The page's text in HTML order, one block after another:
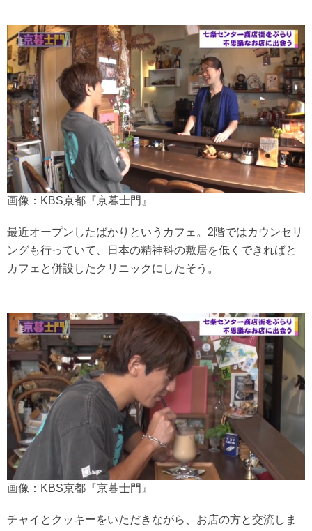
画像：KBS京都『京暮士門』
最近オープンしたばかりというカフェ。2階ではカウンセリ
ングも行っていて、日本の精神科の敷居を低くできればと
カフェと併設したクリニックにしたそう。
画像：KBS京都『京暮士門』
チャイとクッキーをいただきながら、お店の方と交流しま